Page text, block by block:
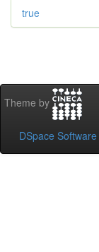
true
Theme by
DSpace Software